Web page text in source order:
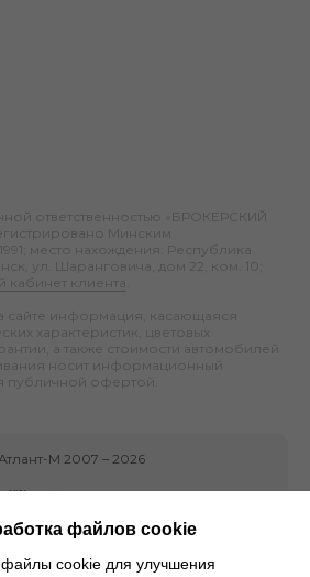
ответственностью «БРОКЕРСКИЙ
Минским
место нахождения: Республика
ул. Шаранговича, дом 22, ком. 10;
кабинет клиента
сайте информация, касающаяся
характеристик, цветовых
а также стоимости автомобилей
носит информационный
публичной офертой.
М 2007 – 2026
файлов cookie
файлы cookie для улучшения